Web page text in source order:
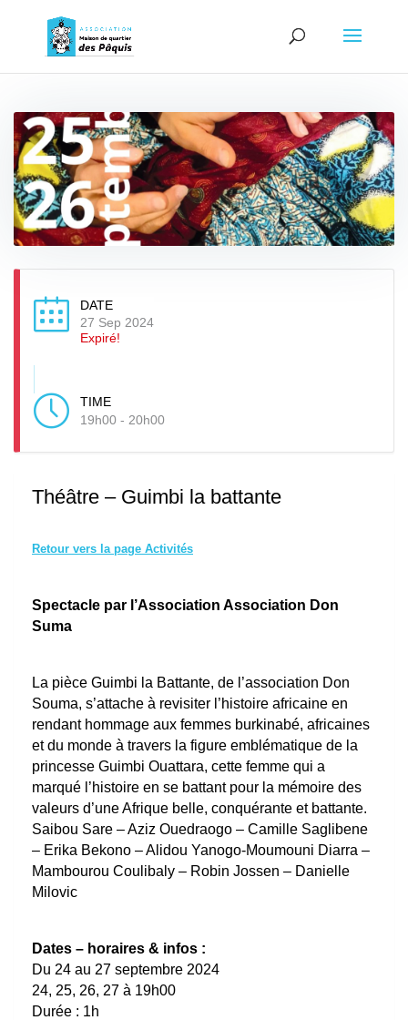
DATE
27 Sep 2024
Expiré!
TIME
19h00 - 20h00
Théâtre – Guimbi la battante
Retour vers la page Activités
Spectacle par l’Association Association Don
Suma
La pièce Guimbi la Battante, de l’association Don
Souma, s’attache à revisiter l’histoire africaine en
rendant hommage aux femmes burkinabé, africaines
et du monde à travers la figure emblématique de la
princesse Guimbi Ouattara, cette femme qui a
marqué l’histoire en se battant pour la mémoire des
valeurs d’une Afrique belle, conquérante et battante.
Saibou Sare – Aziz Ouedraogo – Camille Saglibene
– Erika Bekono – Alidou Yanogo-Moumouni Diarra –
Mambourou Coulibaly – Robin Jossen – Danielle
Milovic
Dates – horaires & infos :
Du 24 au 27 septembre 2024
24, 25, 26, 27 à 19h00
Durée : 1h